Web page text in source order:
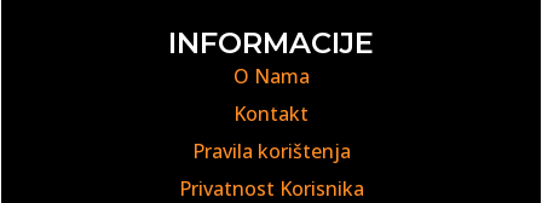
INFORMACIJE
O Nama
Kontakt
Pravila korištenja
Privatnost Korisnika